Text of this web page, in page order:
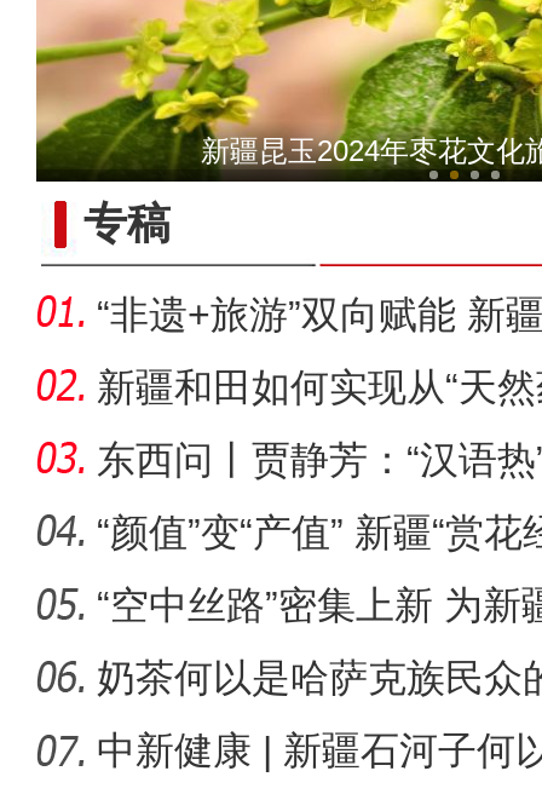
十年·数说 经济
标题：新“食”尚！“小份
乌鲁木齐：新人
专稿
“非遗+旅游”双向赋能 新
圈
新疆和田如何实现从“天
乡”
东西问丨贾静芳：“汉语
升温
“颜值”变“产值” 新疆“赏
“空中丝路”密集上新 为
展注
奶茶何以是哈萨克族民众
中新健康 | 新疆石河子何